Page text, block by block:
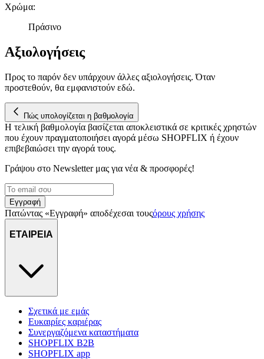
Χρώμα:
Πράσινο
Αξιολογήσεις
Προς το παρόν δεν υπάρχουν άλλες αξιολογήσεις. Όταν
προστεθούν, θα εμφανιστούν εδώ.
Πώς υπολογίζεται η βαθμολογία
Η τελική βαθμολογία βασίζεται αποκλειστικά σε κριτικές χρηστών
που έχουν πραγματοποιήσει αγορά μέσω SHOPFLIX ή έχουν
επιβεβαιώσει την αγορά τους.
Γράψου στο Νewsletter μας για νέα & προσφορές!
Εγγραφή
Πατώντας «Εγγραφή» αποδέχεσαι τουςόρους χρήσης
ΕΤΑΙΡΕΙΑ
Σχετικά με εμάς
Ευκαιρίες καριέρας
Συνεργαζόμενα καταστήματα
SHOPFLIX B2B
SHOPFLIX app